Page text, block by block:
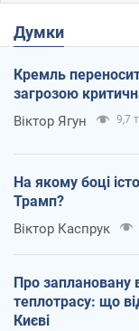
Думки
Кремль
загрозою
Віктор Ягун 9,7
На якому боці
Трамп?
Віктор Каспрук
Про заплановану
теплотрасу: що
Києві